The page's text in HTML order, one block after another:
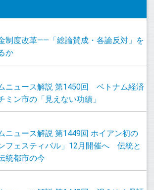
制度改革――「総論賛成・各論反対」を
か
ニュース解説 第1450回 ベトナム経済
ミン市の「見えない功績」
ニュース解説 第1449回 ホイアン初の
フェスティバル」12月開催へ 伝統と
統都市の今